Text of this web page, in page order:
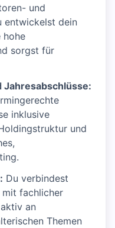
und
entwickelst dein
hohe
sorgst für
Jahresabschlüsse:
inklusive
und
Du verbindest
mit fachlicher
an
Themen